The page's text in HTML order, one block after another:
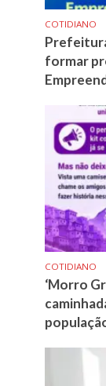
COTIDIANO
formar
COTIDIANO
‘Morro